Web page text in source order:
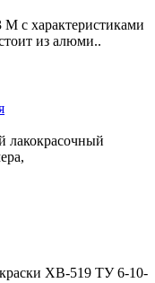
с характеристиками
из алюми..
ХВ-519 ТУ 6-10-